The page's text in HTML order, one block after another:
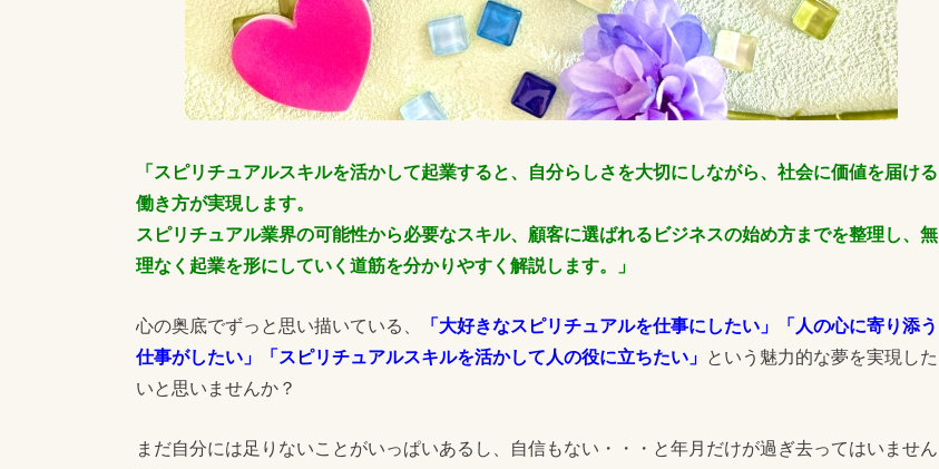
「スピリチュアルスキルを活かして起業すると、自分らしさを大切にしながら、社会に価値を届ける
働き方が実現します。
スピリチュアル業界の可能性から必要なスキル、顧客に選ばれるビジネスの始め方までを整理し、無
理なく起業を形にしていく道筋を分かりやすく解説します。」
心の奥底でずっと思い描いている、
「大好きなスピリチュアルを仕事にしたい」「人の心に寄り添う
仕事がしたい」「スピリチュアルスキルを活かして人の役に立ちたい」 という魅力的な夢を実現した
いと思いませんか？
まだ自分には足りないことがいっぱいあるし、自信もない・・・と年月だけが過ぎ去ってはいません